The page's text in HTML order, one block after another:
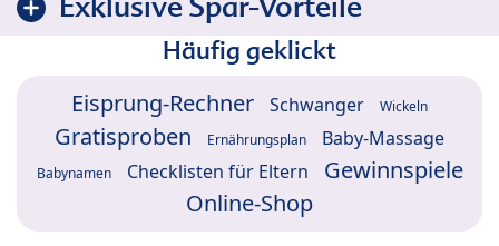
Häufig geklickt
Eisprung-Rechner Schwanger Wickeln
Gratisproben Ernährungsplan Baby-Massage
Babynamen Checklisten für Eltern
Gewinnspiele
Online-Shop